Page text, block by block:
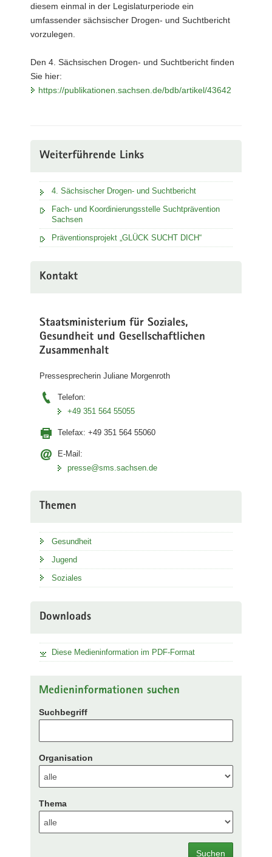
diesem einmal in der Legislaturperiode ein
umfassender sächsischer Drogen- und Suchtbericht
vorzulegen.
Den 4. Sächsischen Drogen- und Suchtbericht finden
Sie hier:
https://publikationen.sachsen.de/bdb/artikel/43642
Weiterführende Links
4. Sächsischer Drogen- und Suchtbericht
Fach- und Koordinierungsstelle Suchtprävention
Sachsen
Präventionsprojekt „GLÜCK SUCHT DICH“
Kontakt
Staatsministerium für Soziales,
Gesundheit und Gesellschaftlichen
Zusammenhalt
Pressesprecherin Juliane Morgenroth
Telefon:
+49 351 564 55055
Telefax: +49 351 564 55060
E-Mail:
presse@sms.sachsen.de
Themen
Gesundheit
Jugend
Soziales
Downloads
Diese Medieninformation im PDF-Format
Medieninformationen suchen
Suchbegriff
Organisation
Thema
Suchen